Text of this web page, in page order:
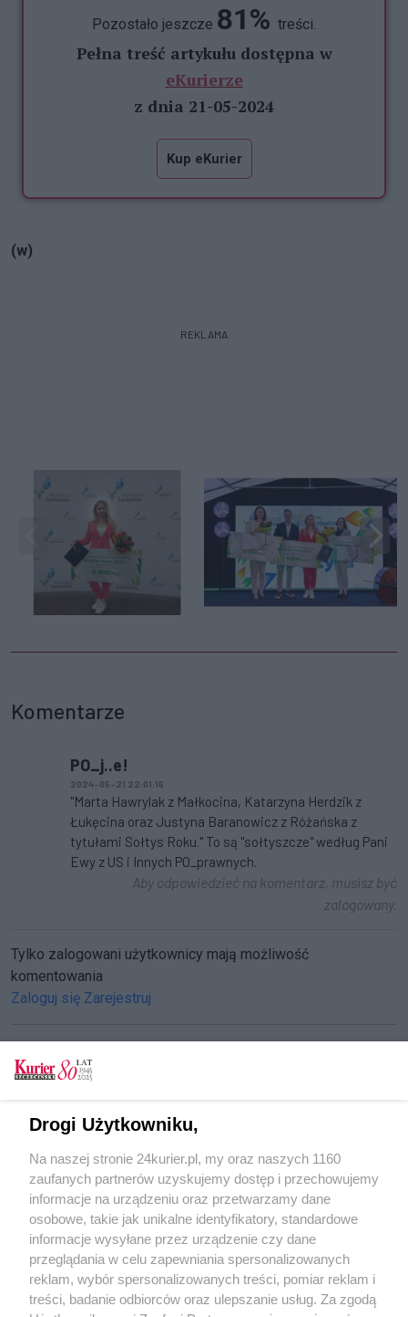
Pozostało jeszcze 81% treści.
Pełna treść artykułu dostępna w
eKurierze
z dnia 21-05-2024
Kup eKurier
(w)
REKLAMA
Komentarze
PO_j..e!
2024-05-21 22:01:16
"Marta Hawrylak z Małkocina, Katarzyna Herdzik z
Łukęcina oraz Justyna Baranowicz z Różańska z
tytułami Sołtys Roku." To są "sołtyszcze" według Pani
Ewy z US i Innych PO_prawnych.
Aby odpowiedzieć na komentarz, musisz być
zalogowany.
Tylko zalogowani użytkownicy mają możliwość
komentowania
Zaloguj się Zarejestruj
Rusza festiwal tradycji w Przelewicach
Wojewódzkie święto plonów w Przelewicach
Pięknieje przelewicki ogród
POGODA
23℃
Drogi Użytkowniku,
Na naszej stronie 24kurier.pl, my oraz naszych 1160
zaufanych partnerów uzyskujemy dostęp i przechowujemy
informacje na urządzeniu oraz przetwarzamy dane
osobowe, takie jak unikalne identyfikatory, standardowe
informacje wysyłane przez urządzenie czy dane
przeglądania w celu zapewniania spersonalizowanych
reklam, wybór spersonalizowanych treści, pomiar reklam i
treści, badanie odbiorców oraz ulepszanie usług. Za zgodą